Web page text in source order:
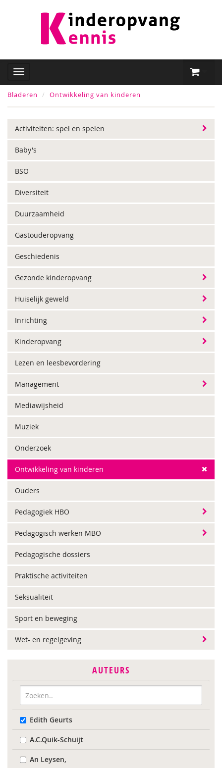
Bladeren Ontwikkeling van kinderen
Activiteiten: spel en spelen
Baby's
BSO
Diversiteit
Duurzaamheid
Gastouderopvang
Geschiedenis
Gezonde kinderopvang
Huiselijk geweld
Inrichting
Kinderopvang
Lezen en leesbevordering
Management
Mediawijsheid
Muziek
Onderzoek
Ontwikkeling van kinderen
Ouders
Pedagogiek HBO
Pedagogisch werken MBO
Pedagogische dossiers
Praktische activiteiten
Seksualiteit
Sport en beweging
Wet- en regelgeving
AUTEURS
Edith Geurts
A.C.Quik-Schuijt
An Leysen,